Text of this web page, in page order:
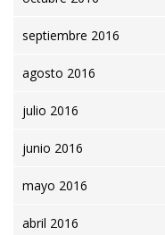
septiembre 2016
agosto 2016
julio 2016
junio 2016
mayo 2016
abril 2016